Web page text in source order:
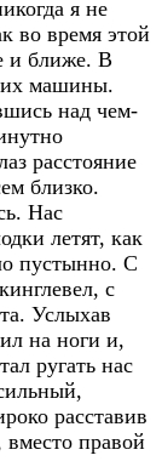
я не
во время этой
и ближе. В
машины.
над чем-
расстояние
близко.
Нас
летят, как
пустынно. С
с
Услыхав
на ноги и,
ругать нас
расставив
вместо правой